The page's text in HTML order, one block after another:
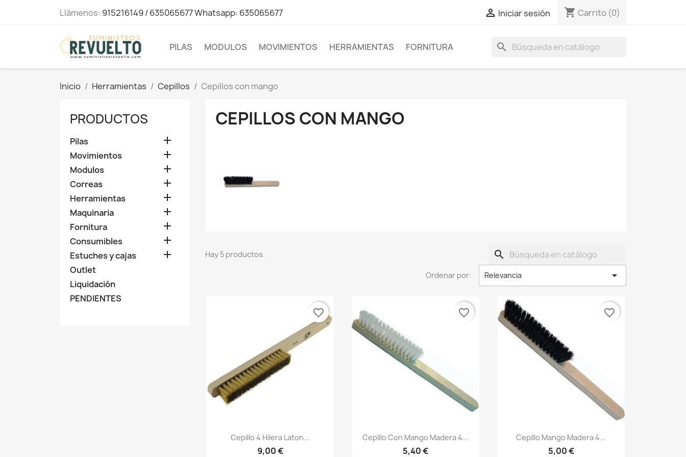
Llámenos: 915216149 / 635065677 Whatsapp: 635065677  Iniciar sesión shopping_cart Carrito (0)
search
PILAS MODULOS MOVIMIENTOS HERRAMIENTAS FORNITURA
Inicio Herramientas Cepillos Cepillos con mango
PRODUCTOS
Pilas 
Movimientos 
Modulos 
Correas 
Herramientas 
Maquinaria 
Fornitura 
Consumibles 
Estuches y cajas 
Outlet
Liquidación
PENDIENTES
CEPILLOS CON MANGO
search
Hay 5 productos.
Ordenar por: Relevancia 
Cepillo 4 Hilera Laton...
9,00 €
favorite_border
Cepillo Con Mango Madera 4...
5,40 €
favorite_border
Cepillo Mango Madera 4...
5,00 €
favorite_border